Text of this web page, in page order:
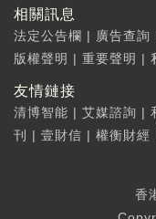
相關訊息
法定公告欄 | 廣告查詢
版權聲明 | 重要聲明 |
友情鏈接
清博智能 | 艾媒諮詢 |
刊
| 壹財信 | 權衡財經
香